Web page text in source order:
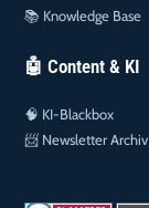
📚 Knowledge Base
🤖 Content & KI
🧠 KI-Blackbox
📨 Newsletter Archiv